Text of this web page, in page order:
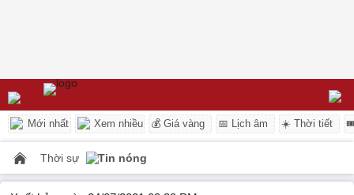
Mới nhất Xem nhiều 💰 Giá vàng 📅 Lịch âm ☀️ Thời tiết
Thời sự Tin nóng